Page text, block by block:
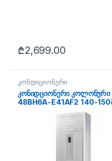
₾2,699.00
კონდიციონერი
კონიდციონერი კოლონური
48BH6A-E41AF2 140-